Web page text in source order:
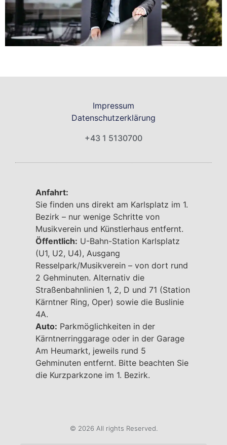
Impressum
Datenschutzerklärung
+43 1 5130700
Anfahrt:
Sie finden uns direkt am Karlsplatz im 1.
Bezirk – nur wenige Schritte von
Musikverein und Künstlerhaus entfernt.
Öffentlich: U-Bahn-Station Karlsplatz
(U1, U2, U4), Ausgang
Resselpark/Musikverein – von dort rund
2 Gehminuten. Alternativ die
Straßenbahnlinien 1, 2, D und 71 (Station
Kärntner Ring, Oper) sowie die Buslinie
4A.
Auto: Parkmöglichkeiten in der
Kärntnerringgarage oder in der Garage
Am Heumarkt, jeweils rund 5
Gehminuten entfernt. Bitte beachten Sie
die Kurzparkzone im 1. Bezirk.
© 2026 All rights Reserved.